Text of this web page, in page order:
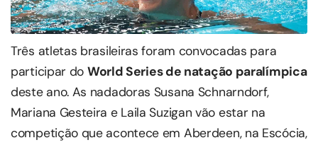
Três atletas brasileiras foram convocadas para
participar do World Series de natação paralímpica
deste ano. As nadadoras Susana Schnarndorf,
Mariana Gesteira e Laila Suzigan vão estar na
competição que acontece em Aberdeen, na Escócia,